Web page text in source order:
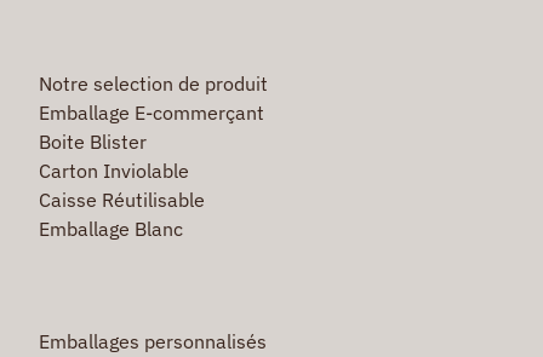
Notre selection de produit
Emballage E-commerçant
Boite Blister
Carton Inviolable
Caisse Réutilisable
Emballage Blanc
Emballages personnalisés